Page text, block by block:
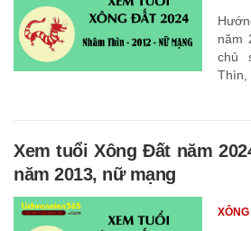
năm
chủ
Thìn,
Xem tuổi Xông Đất năm
năm 2013, nữ mạng